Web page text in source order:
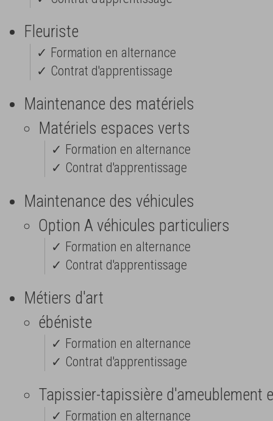
Fleuriste
✓ Formation en alternance
✓ Contrat d'apprentissage
Maintenance des matériels
Matériels espaces verts
✓ Formation en alternance
✓ Contrat d'apprentissage
Maintenance des véhicules
Option A véhicules particuliers
✓ Formation en alternance
✓ Contrat d'apprentissage
Métiers d'art
ébéniste
✓ Formation en alternance
✓ Contrat d'apprentissage
Tapissier-tapissière d'ameublement
✓ Formation en alternance